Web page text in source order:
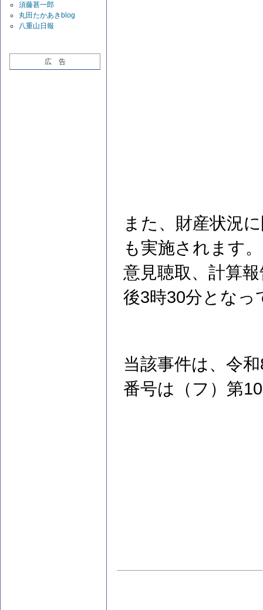
須藤甚一郎
丸田たかあきblog
八重山日報
広 告
また、財産状況
も実施されます
意見聴取、計算
後3時30分となっ
当該事件は、令
番号は（フ）第